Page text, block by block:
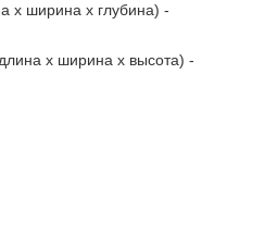
x ширина x глубина) -
x ширина x высота) -